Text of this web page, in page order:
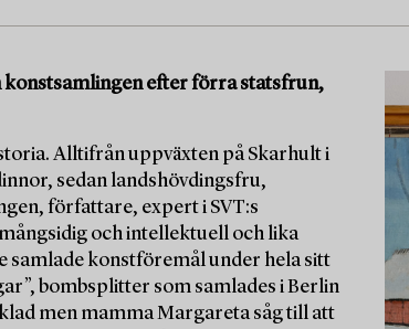
konstsamlingen efter förra statsfrun,
Alltifrån uppväxten på Skarhult i
sedan landshövdingsfru,
författare, expert i SVT:s
och intellektuell och lika
samlade konstföremål under hela sitt
bombsplitter som samlades i Berlin
men mamma Margareta såg till att